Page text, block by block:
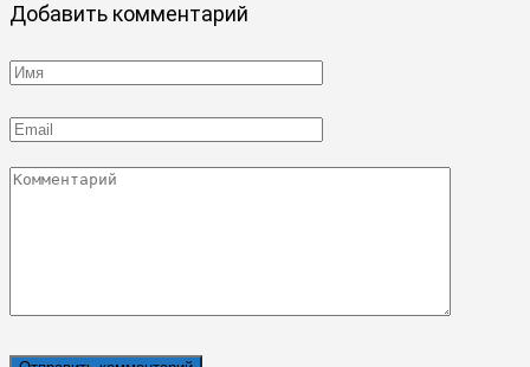
Добавить комментарий
Имя
Email
*
Комментарий